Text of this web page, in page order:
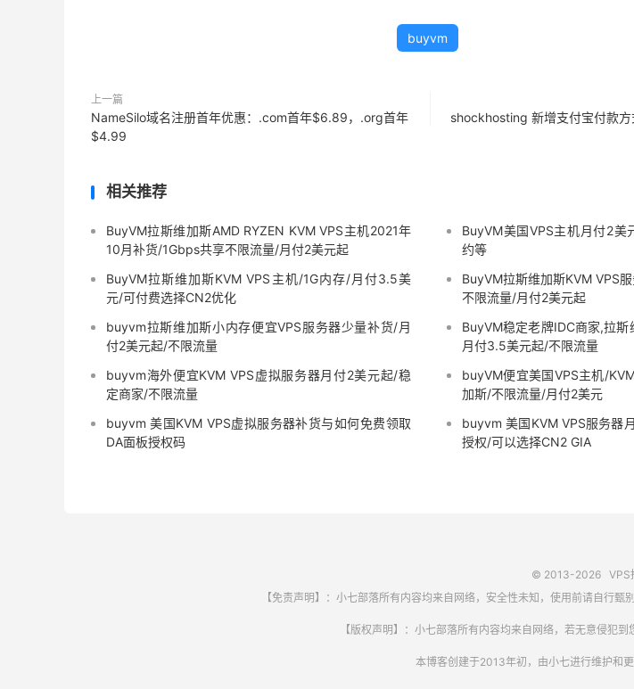
buyvm
上一篇
NameSilo域名注册首年优惠：.com首年$6.89，.org首年
$4.99
shockhosting 新增支付宝付款
相关推荐
BuyVM拉斯维加斯AMD RYZEN KVM VPS主机2021年
10月补货/1Gbps共享不限流量/月付2美元起
BuyVM美国VPS主机月付2
约等
BuyVM拉斯维加斯KVM VPS主机/1G内存/月付3.5美
元/可付费选择CN2优化
BuyVM拉斯维加斯KVM VPS
不限流量/月付2美元起
buyvm拉斯维加斯小内存便宜VPS服务器少量补货/月
付2美元起/不限流量
BuyVM稳定老牌IDC商家,拉
月付3.5美元起/不限流量
buyvm海外便宜KVM VPS虚拟服务器月付2美元起/稳
定商家/不限流量
buyVM便宜美国VPS主机/
加斯/不限流量/月付2美元
buyvm 美国KVM VPS虚拟服务器补货与如何免费领取
DA面板授权码
buyvm 美国KVM VPS服务器
授权/可以选择CN2 GIA
© 2013-2026 VPS
【免责声明】：小七部落所有内容均来自网络，安全性未知，使用前请自行
【版权声明】：小七部落所有内容均来自网络，若无意侵犯
本博客创建于2013年初，由小七进行维护和